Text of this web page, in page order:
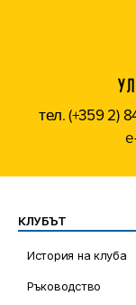
тел. (+359 2)
КЛУБЪТ
История на клуба
Ръководство